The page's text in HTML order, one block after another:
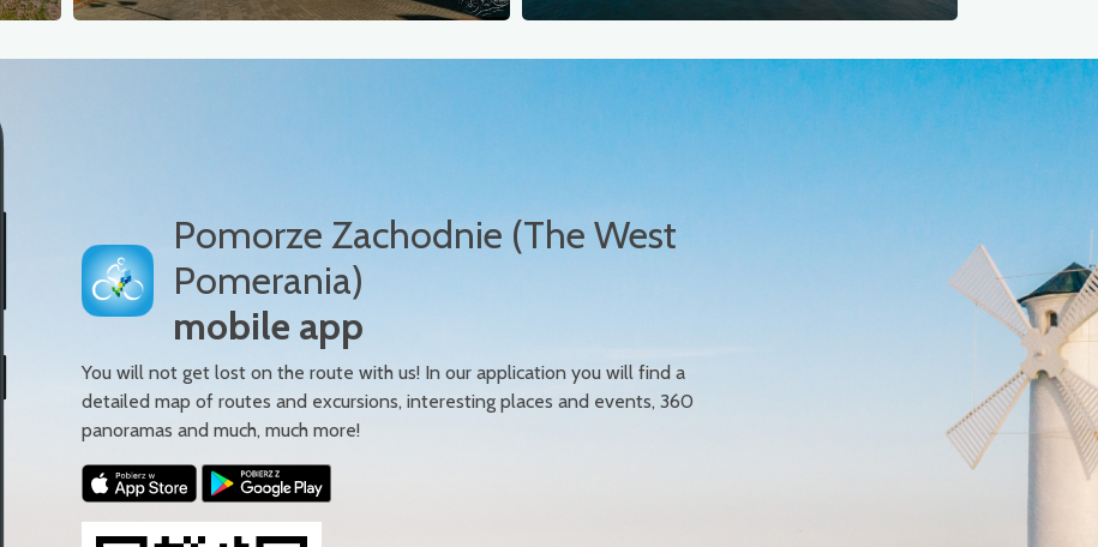
Pomorze Zachodnie (The West
Pomerania)
mobile app
You will not get lost on the route with us! In our application you will find a
detailed map of routes and excursions, interesting places and events, 360
panoramas and much, much more!